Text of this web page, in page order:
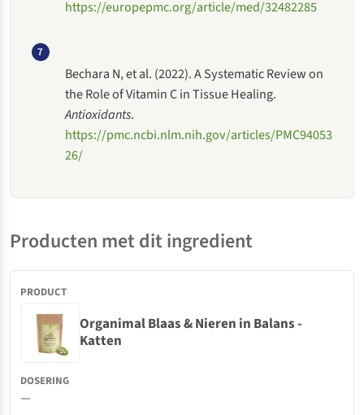
https://europepmc.org/article/med/32482285
7
Bechara N, et al. (2022). A Systematic Review on
the Role of Vitamin C in Tissue Healing.
Antioxidants.
https://pmc.ncbi.nlm.nih.gov/articles/PMC94053
26/
Producten met dit ingredient
Organimal Blaas & Nieren in Balans -
Katten
—